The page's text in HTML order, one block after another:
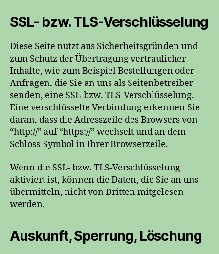
SSL- bzw. TLS-Verschlüsselung
Diese Seite nutzt aus Sicherheitsgründen und
zum Schutz der Übertragung vertraulicher
Inhalte, wie zum Beispiel Bestellungen oder
Anfragen, die Sie an uns als Seitenbetreiber
senden, eine SSL-bzw. TLS-Verschlüsselung.
Eine verschlüsselte Verbindung erkennen Sie
daran, dass die Adresszeile des Browsers von
“http://” auf “https://” wechselt und an dem
Schloss-Symbol in Ihrer Browserzeile.
Wenn die SSL- bzw. TLS-Verschlüsselung
aktiviert ist, können die Daten, die Sie an uns
übermitteln, nicht von Dritten mitgelesen
werden.
Auskunft, Sperrung, Löschung